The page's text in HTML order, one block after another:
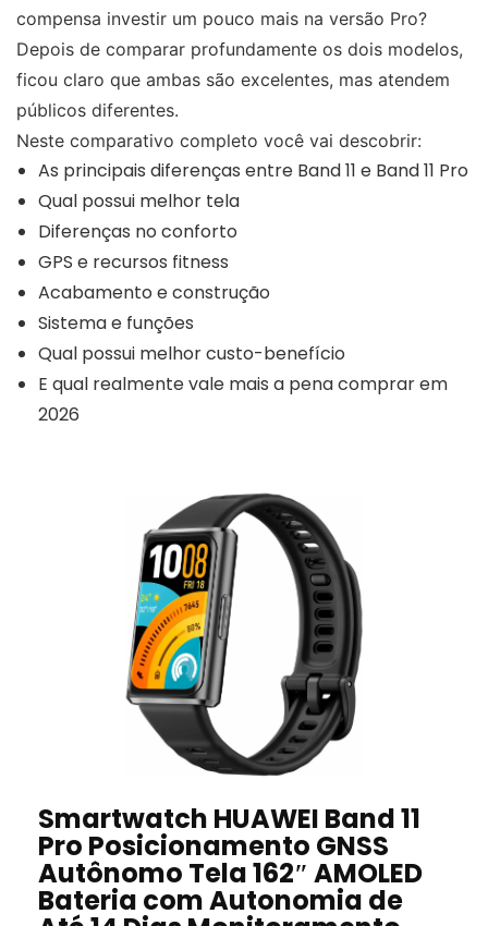
compensa investir um pouco mais na versão Pro?
Depois de comparar profundamente os dois modelos,
ficou claro que ambas são excelentes, mas atendem
públicos diferentes.
Neste comparativo completo você vai descobrir:
As principais diferenças entre Band 11 e Band 11 Pro
Qual possui melhor tela
Diferenças no conforto
GPS e recursos fitness
Acabamento e construção
Sistema e funções
Qual possui melhor custo-benefício
E qual realmente vale mais a pena comprar em
2026
Smartwatch HUAWEI Band 11
Pro Posicionamento GNSS
Autônomo Tela 162″ AMOLED
Bateria com Autonomia de